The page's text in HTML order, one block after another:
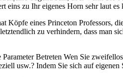
eins zu Ihr eigenes Horn sehr laut
Köpfe eines Princeton Professors,
zu verhindern, dass man
Betreten Wen Sie
usw.? Indem Sie sich auf